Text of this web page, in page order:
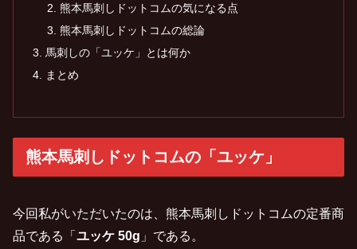
熊本馬刺しドットコムの気になる点
熊本馬刺しドットコムの総論
馬刺しの「ユッケ」とは何か
まとめ
熊本馬刺しドットコムの「ユッケ」
今回私がいただいたのは、熊本馬刺しドットコムの定番商
品である「 ユッケ 50g 」である。